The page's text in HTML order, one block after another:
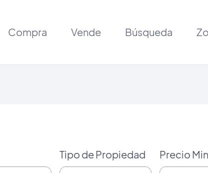
Compra Vende Búsqueda
Tipo de Propiedad Precio Min